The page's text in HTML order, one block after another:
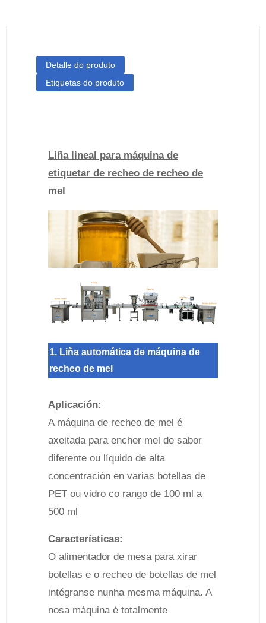
Detalle do produto
Etiquetas do produto
Liña lineal para máquina de
etiquetar de recheo de recheo de
mel
1. Liña automática de máquina de
recheo de mel
Aplicación:
A máquina de recheo de mel é
axeitada para encher mel de sabor
diferente ou líquido de alta
concentración en varias botellas de
PET ou vidro co rango de 100 ml a
500 ml
Características:
O alimentador de mesa para xirar
botellas e o recheo de botellas de mel
intégranse nunha mesma máquina. A
nosa máquina é totalmente